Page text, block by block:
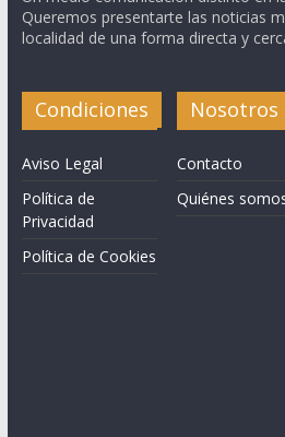
Queremos presentarte las noticias
localidad de una forma directa y
Condiciones
Aviso Legal
Política de
Privacidad
Política de Cookies
Nosotros
Contacto
Quiénes